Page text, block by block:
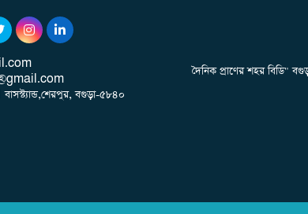
বগুড়া-৫৮৪০
দৈনিক প্রাণের শহর বিডি"